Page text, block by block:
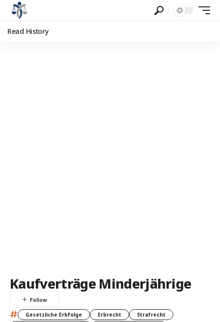
Read History
Kaufverträge Minderjährige
# Gesetzliche Erbfolge Erbrecht
Strafrecht